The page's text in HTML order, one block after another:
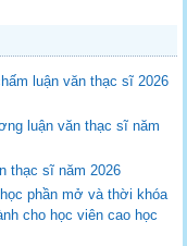
luận văn thạc sĩ 2026
luận văn thạc sĩ năm
thạc sĩ năm 2026
phần mở và thời khóa
cho học viên cao học